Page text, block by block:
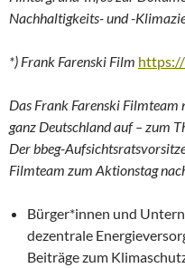
Nachhaltigkeits- und -
*) Frank Farenski Film
Das Frank Farenski
ganz Deutschland auf – zum
Der bbeg-
Filmteam zum Aktionstag
Bürger*innen und
dezentrale
Beiträge zum